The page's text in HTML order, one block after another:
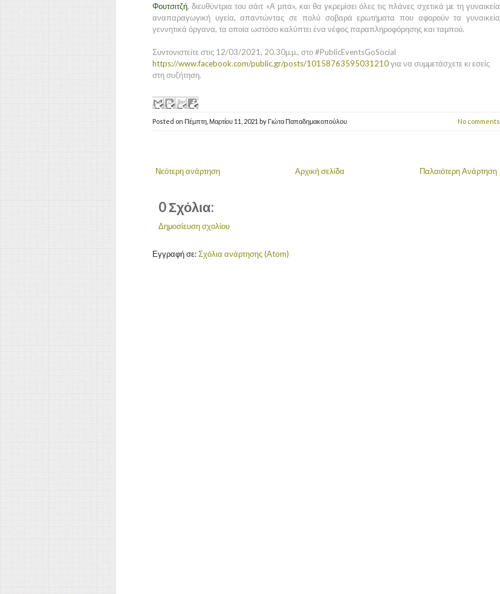
Φουτσιτζή, διευθύντρια του σάιτ «Α μπα», και θα γκρεμίσει όλες τις πλάνες σχετικά με τη γυναικεία
αναπαραγωγική υγεία, απαντώντας σε πολύ σοβαρά ερωτήματα που αφορούν τα γυναικεία
γεννητικά όργανα, τα οποία ωστόσο καλύπτει ένα νέφος παραπληροφόρησης και ταμπού.
Συντονιστείτε στις 12/03/2021, 20.30μ.μ., στο #PublicEventsGoSocial
https://www.facebook.com/public.gr/posts/10158763595031210για να συμμετάσχετε κι εσείς
στη συζήτηση.
Posted on Πέμπτη, Μαρτίου 11, 2021 by Γιώτα Παπαδημακοπούλου No comments
Νεότερη ανάρτηση Παλαιότερη Ανάρτηση
Αρχική σελίδα
0 Σχόλια:
Δημοσίευση σχολίου
Εγγραφή σε:Σχόλια ανάρτησης (Atom)